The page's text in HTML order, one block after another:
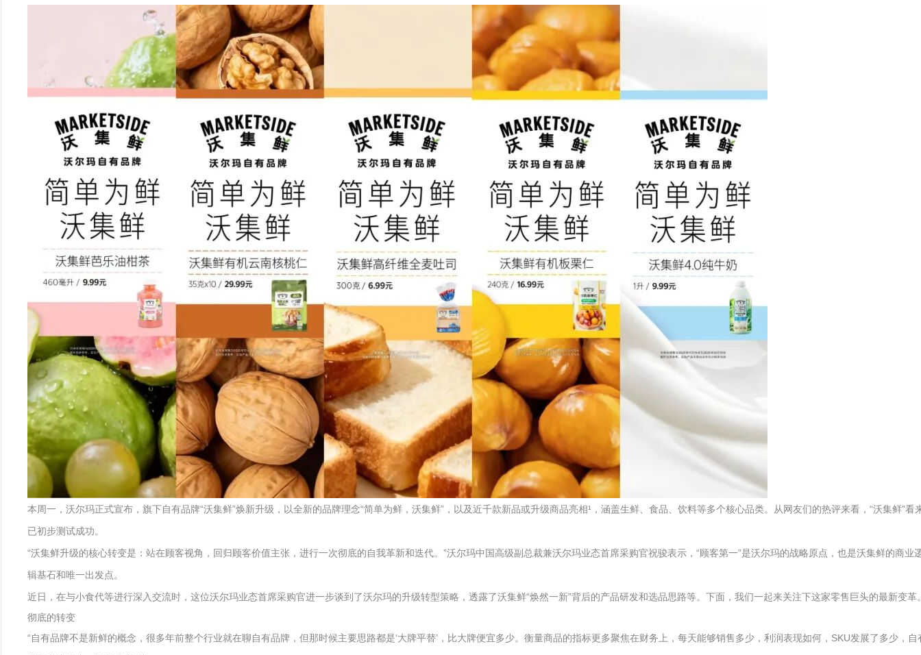
本周一，沃尔玛正式宣布，旗下自有品牌“沃集鲜”焕新升级，以全新的品牌理念“简单为鲜，沃集鲜”，以及近千款新品或升级商品亮相¹，涵盖生鲜、食品、饮料等多个核心品类。从网友们的热评来看，“沃集鲜”看
已初步测试成功。
“沃集鲜升级的核心转变是：站在顾客视角，回归顾客价值主张，进行一次彻底的自我革新和迭代。”沃尔玛中国高级副总裁兼沃尔玛业态首席采购官祝骏表示，“顾客第一”是沃尔玛的战略原点，也是沃集鲜的商业
辑基石和唯一出发点。
近日，在与小食代等进行深入交流时，这位沃尔玛业态首席采购官进一步谈到了沃尔玛的升级转型策略，透露了沃集鲜“焕然一新”背后的产品研发和选品思路等。下面，我们一起来关注下这家零售巨头的最新变革
彻底的转变
“自有品牌不是新鲜的概念，很多年前整个行业就在聊自有品牌，但那时候主要思路都是‘大牌平替’，比大牌便宜多少。衡量商品的指标更多聚焦在财务上，每天能够销售多少，利润表现如何，SKU发展了多少，自